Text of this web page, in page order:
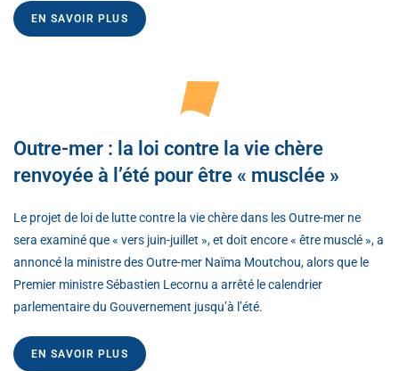
EN SAVOIR PLUS
Outre-mer : la loi contre la vie chère
renvoyée à l’été pour être « musclée »
Le projet de loi de lutte contre la vie chère dans les Outre-mer ne
sera examiné que « vers juin-juillet », et doit encore « être musclé », a
annoncé la ministre des Outre-mer Naïma Moutchou, alors que le
Premier ministre Sébastien Lecornu a arrêté le calendrier
parlementaire du Gouvernement jusqu’à l’été.
EN SAVOIR PLUS